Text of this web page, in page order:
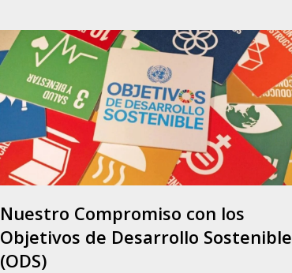
Nuestro Compromiso con los
Objetivos de Desarrollo Sostenible
(ODS)